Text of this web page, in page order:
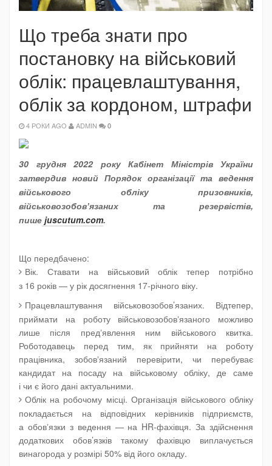
Що треба знати про
постановку на військовий
облік: працевлаштування,
облік за кордоном, штрафи
4 РОКИ AGO ADMIN 0
30 грудня 2022 року Кабінет Міністрів України
затвердив новий Порядок організації та ведення
військового обліку призовників,
військовозобовʼязаних та резервістів,
пише juscutum.com.
Що передбачено:
Вік. Ставати на військовий облік тепер потрібно
з 16 років — у рік досягнення 17-річного віку.
Працевлаштування військовозобов’язаних. Відтепер,
приймати на роботу військовозобовʼязаного можливо
лише після предʼявлення ним військового квитка.
Роботодавець перед тим, як прийняти на роботу
працівника, зобовʼязаний перевірити, чи перебуває
кандидат на посаду на військовому обліку, де саме
і чи є його дані актуальними.
Облік на робочому місці. Організація військового обліку
покладається на відповідних керівників підприємств,
а обовʼязки з ведення — на HR-фахівця. За здійснення
додаткових обов’язків такому фахівцю виплачується
винагорода у розмірі 50% від його окладу.